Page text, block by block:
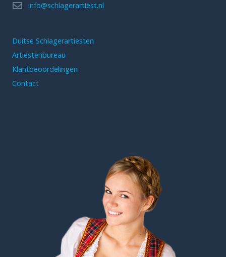
info@schlagerartiest.nl
Duitse Schlagerartiesten
Artiestenbureau
Klantbeoordelingen
Contact